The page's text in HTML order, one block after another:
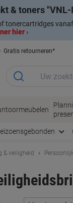
& toners VNL-
tonercartridges
hier ›
Gratis retourneren*
& veiligheid